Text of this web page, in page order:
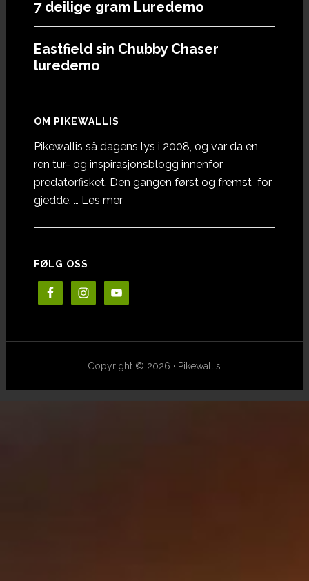
7 deilige gram Luredemo
Eastfield sin Chubby Chaser
luredemo
OM PIKEWALLIS
Pikewallis så dagens lys i 2008, og var da en
ren tur- og inspirasjonsblogg innenfor
predatorfisket. Den gangen først og fremst for
gjedde. … Les meromOm
FØLG OSS
Copyright © 2026 · Pikewallis